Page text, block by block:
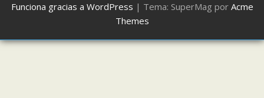
Funciona gracias a WordPress | Tema: SuperMag por Acme
Themes